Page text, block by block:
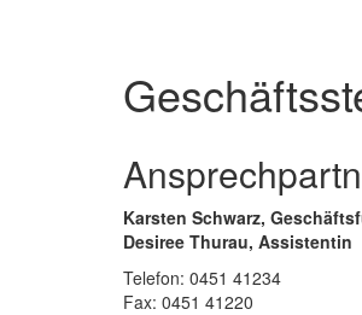
Karsten Schwarz,
Desiree Thurau, Assistentin
Telefon: 0451 41234
Fax: 0451 41220